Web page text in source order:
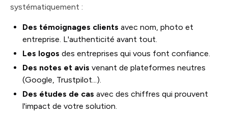
systématiquement :
Des témoignages clients avec nom, photo et
entreprise. L'authenticité avant tout.
Les logos des entreprises qui vous font confiance.
Des notes et avis venant de plateformes neutres
(Google, Trustpilot...).
Des études de cas avec des chiffres qui prouvent
l'impact de votre solution.